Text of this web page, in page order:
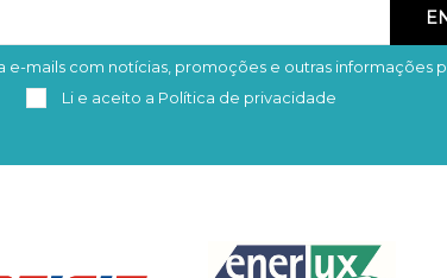
Subscrever Remover
e-mails com notícias, promoções e outras informações
Li e aceito a Política de privacidade